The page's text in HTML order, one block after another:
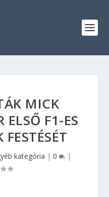
MICK
ELSŐ F1-ES
kategória | 0 |